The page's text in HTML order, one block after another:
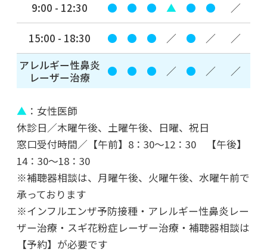
2022年03月03日
3月3日の世界に
2022年01月31日
横浜キッド
2022年01月14日
2022年 新年のご挨拶
2021年のブログ
2021年11月29日
日々是好日
9:00 - 12:30 ● ● ● ▲ ● ● ／
15:00 - 18:30 ● ● ● ／ ● ／
／
アレルギー性鼻炎
レーザー治療
● ● ● ／ ● ／ ／
▲ ：女性医師
休診日／木曜午後、土曜午後、日曜、祝日
窓口受付時間／【午前】8：30～12：30 【午後】
14：30～18：30
※補聴器相談は、月曜午後、火曜午後、水曜午前で
承っております
※インフルエンザ予防接種・アレルギー性鼻炎レー
ザー治療・スギ花粉症レーザー治療・補聴器相談は
【予約】が必要です